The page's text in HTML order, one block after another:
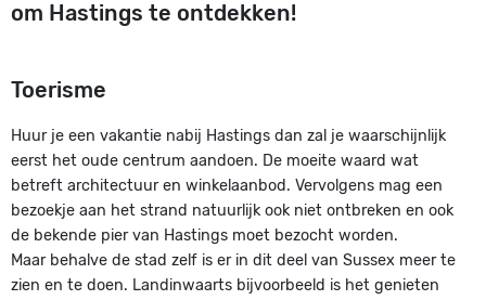
om Hastings te ontdekken!
Toerisme
Huur je een vakantie nabij Hastings dan zal je waarschijnlijk
eerst het oude centrum aandoen. De moeite waard wat
betreft architectuur en winkelaanbod. Vervolgens mag een
bezoekje aan het strand natuurlijk ook niet ontbreken en ook
de bekende pier van Hastings moet bezocht worden.
Maar behalve de stad zelf is er in dit deel van Sussex meer te
zien en te doen. Landinwaarts bijvoorbeeld is het genieten